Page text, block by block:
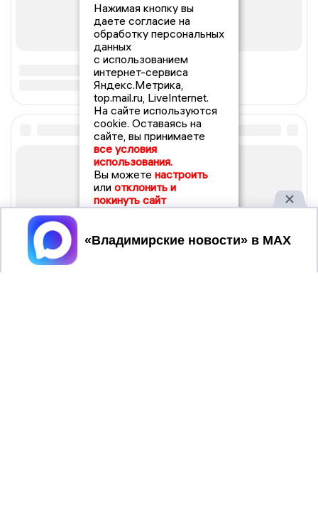
Нажимая кнопку вы
даете согласие на
обработку персональных
данных
с использованием
интернет-сервиса
Яндекс.Метрика,
top.mail.ru, LiveInternet.
На сайте используются
cookie. Оставаясь на
сайте, вы принимаете
все условия
использования.
Вы можете настроить
или отклонить и
покинуть сайт
Принять